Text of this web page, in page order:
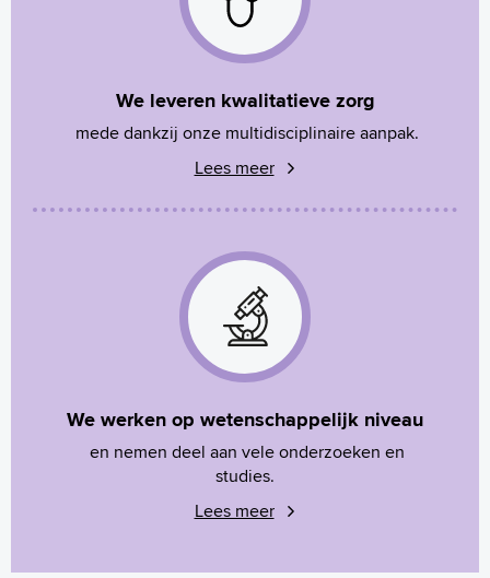
We leveren kwalitatieve zorg
mede dankzij onze multidisciplinaire aanpak.
Lees meer
We werken op wetenschappelijk niveau
en nemen deel aan vele onderzoeken en
studies.
Lees meer